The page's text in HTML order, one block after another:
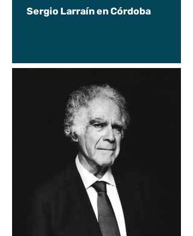
Sergio Larraín en Córdoba